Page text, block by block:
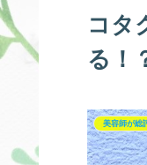
コタ
る！
美容師が総